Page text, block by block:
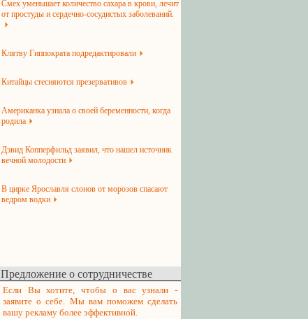
Смех уменьшает количество сахара в крови, лечит
от простуды и сердечно-сосудистых заболеваний.
Клятву Гиппократа подредактировали
Китайцы стесняются презервативов
Американка узнала о своей беременности, когда
родила
Дэвид Копперфильд заявил, что нашел источник
вечной молодости
В цирке Ярославля слонов от морозов спасают
ведром водки
Предложение о сотрудничестве
Если Вы хотите, чтобы о вас узнали -
заявите о себе. Мы вам поможем сделать
вашу рекламу более эффективной.